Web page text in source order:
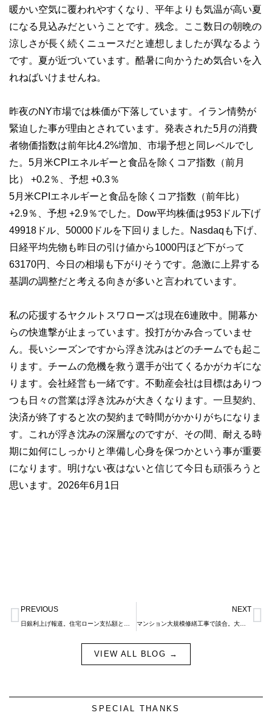
暖かい空気に覆われやすくなり、平年よりも気温が高い夏
になる見込みだということです。残念。ここ数日の朝晩の
涼しさが長く続くニュースだと連想しましたが異なるよう
です。夏が近づいています。酷暑に向かうため気合いを入
れねばいけませんね。
昨夜のNY市場では株価が下落しています。イラン情勢が
緊迫した事が理由とされています。発表された5月の消費
者物価指数は前年比4.2%増加、市場予想と同レベルでし
た。5月米CPIエネルギーと食品を除くコア指数（前月
比） +0.2％、予想 +0.3％
5月米CPIエネルギーと食品を除くコア指数（前年比）
+2.9％、予想 +2.9％でした。Dow平均株価は953ドル下げ
49918ドル、50000ドルを下回りました。Nasdaqも下げ、
日経平均先物も昨日の引け値から1000円ほど下がって
63170円、今日の相場も下がりそうです。急激に上昇する
基調の調整だと考える向きが多いと言われています。
私の応援するヤクルトスワローズは現在6連敗中。開幕か
らの快進撃が止まっています。投打がかみ合っていませ
ん。長いシーズンですから浮き沈みはどのチームでも起こ
ります。チームの危機を救う選手が出てくるかがカギにな
ります。会社経営も一緒です。不動産会社は目標はありつ
つも日々の営業は浮き沈みが大きくなります。一旦契約、
決済が終了すると次の契約まで時間がかかりがちになりま
す。これが浮き沈みの深層なのですが、その間、耐える時
期に如何にしっかりと準備し心身を保つかという事が重要
になります。明けない夜はないと信じて今日も頑張ろうと
思います。2026年6月1日
Prev
PREVIOUS NEXT
マンション大規模修繕工事で談合。大事な資産を住民達で一緒に守りましょう
VIEW ALL BLOG →
SPECIAL THANKS